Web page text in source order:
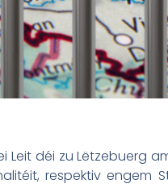
Leit déi zu Lëtzebuerg
respektiv engem